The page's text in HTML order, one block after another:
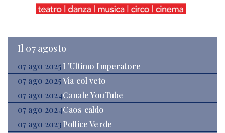
Il 07 agosto
07 ago 2025 L’Ultimo Imperatore
07 ago 2025Via col veto
07 ago 2024Canale YouTube
07 ago 2024Caos caldo
07 ago 2023Pollice Verde